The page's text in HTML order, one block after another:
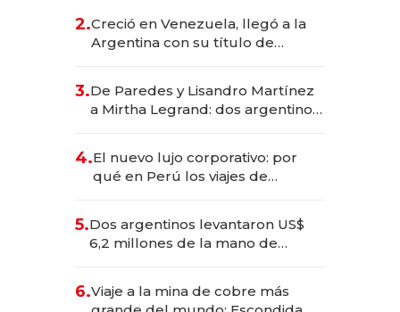
2.Creció en Venezuela, llegó a la
Argentina con su título de
las marcas "fast premium"
3.De Paredes y Lisandro Martínez
a Mirtha Legrand: dos argentinos
4.El nuevo lujo corporativo: por
qué en Perú los viajes de
para convertirse en experiencias
transformadoras
5.Dos argentinos levantaron US$
6,2 millones de la mano de
6.Viaje a la mina de cobre más